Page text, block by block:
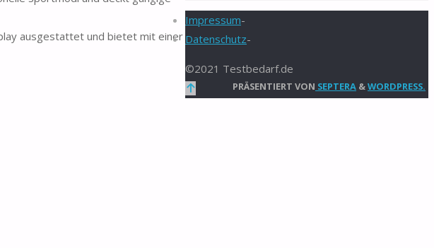
ausgestattet und bietet mit einer
Impressum-
Datenschutz-
©2021 Testbedarf.de
PRÄSENTIERT VON SEPTERA &WORDPRESS.
Zurück